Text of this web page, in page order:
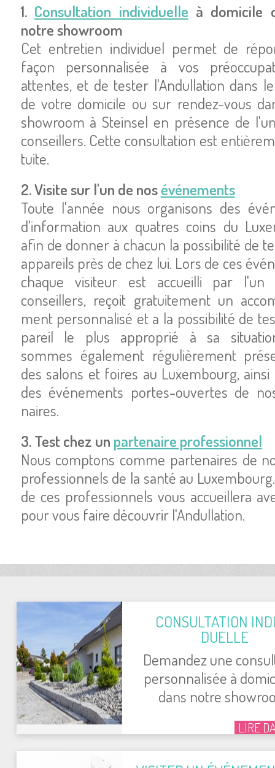
1. Consul­ta­tion indi­vi­duelle à domi­cile
notre sho­wroom
Cet entre­tien indi­vi­duel permet de
façon per­son­na­li­sée à vos
attentes, et de tester l'An­dul­la­tion dans
de votre domi­cile ou sur ren­dez-vous
sho­wroom à Stein­sel en pré­sence de
conseillers. Cette consul­ta­tion est
tuite.
2. Visite sur l'un de nosévé­ne­ments
Toute l'an­née nous orga­ni­sons des
d'in­for­ma­tion aux quatres coins du
afin de donner à chacun la pos­si­bi­lité de
appa­reils près de chez lui. Lors de ces
chaque visi­teur est accueilli par
conseillers, reçoit gra­tui­te­ment un
ment per­son­na­lisé et a la pos­si­bi­lité de
pa­reil le plus appro­prié à sa
sommes éga­le­ment régu­liè­re­ment
des salons et foires au Luxem­bourg,
des évé­ne­ments portes-ouvertes de
naires.
3. Test chez un par­te­naire pro­fes­sion­nel
Nous comp­tons comme par­te­naires de
pro­fes­sion­nels de la santé au
de ces pro­fes­sion­nels vous accueillera
pour vous faire décou­vrir l'An­dul­la­tion.
CONSUL­TA­TION
DUELLE
Deman­dez une
per­son­na­li­sée à
dans notre
LIRE